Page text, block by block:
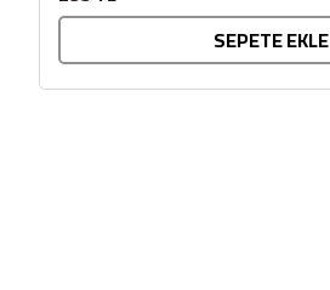
SEPETE EKLE